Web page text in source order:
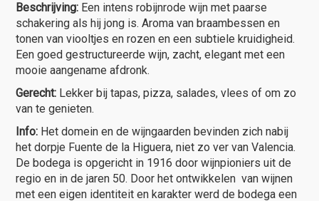
Beschrijving: Een intens robijnrode wijn met paarse
schakering als hij jong is. Aroma van braambessen en
tonen van viooltjes en rozen en een subtiele kruidigheid.
Een goed gestructureerde wijn, zacht, elegant met een
mooie aangename afdronk.
Gerecht: Lekker bij tapas, pizza, salades, vlees of om zo
van te genieten.
Info: Het domein en de wijngaarden bevinden zich nabij
het dorpje Fuente de la Higuera, niet zo ver van Valencia.
De bodega is opgericht in 1916 door wijnpioniers uit de
regio en in de jaren 50. Door het ontwikkelen van wijnen
met een eigen identiteit en karakter werd de bodega een